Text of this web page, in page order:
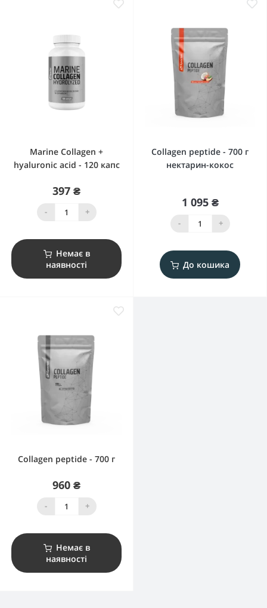
Marine Collagen +
hyaluronic acid - 120 капс
397 ₴
- +
Немає в
наявності
Collagen peptide - 700 г
нектарин-кокос
1 095 ₴
- +
До кошика
Collagen peptide - 700 г
960 ₴
- +
Немає в
наявності